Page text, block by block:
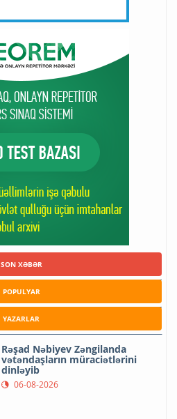
SON XƏBƏR
POPULYAR
YAZARLAR
Rəşad Nəbiyev Zəngilanda
vətəndaşların müraciətlərini
dinləyib
06-08-2026